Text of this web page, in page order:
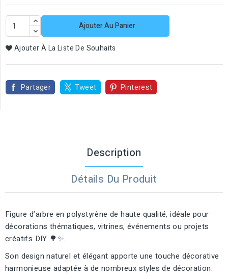
Ajouter Au Panier
Ajouter À La Liste De Souhaits
Partager Tweet Pinterest
Description
Détails Du Produit
Figure d’arbre en polystyrène de haute qualité, idéale pour
décorations thématiques, vitrines, événements ou projets
créatifs DIY 🌳✨.
Son design naturel et élégant apporte une touche décorative
harmonieuse adaptée à de nombreux styles de décoration.